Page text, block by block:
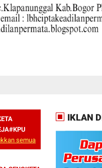
semua
IKLAN